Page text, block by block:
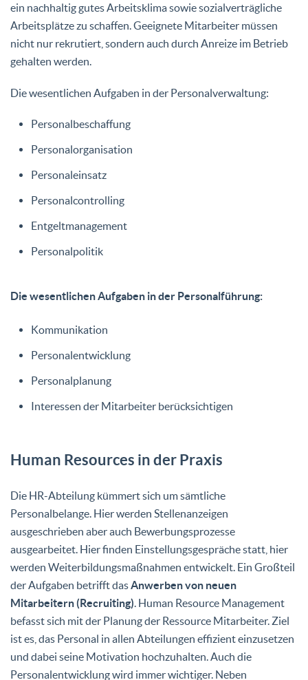
ein nachhaltig gutes Arbeitsklima sowie sozialverträgliche
Arbeitsplätze zu schaffen. Geeignete Mitarbeiter müssen
nicht nur rekrutiert, sondern auch durch Anreize im Betrieb
gehalten werden.
Die wesentlichen Aufgaben in der Personalverwaltung:
Personalbeschaffung
Personalorganisation
Personaleinsatz
Personalcontrolling
Entgeltmanagement
Personalpolitik
Die wesentlichen Aufgaben in der Personalführung:
Kommunikation
Personalentwicklung
Personalplanung
Interessen der Mitarbeiter berücksichtigen
Human Resources in der Praxis
Die HR-Abteilung kümmert sich um sämtliche
Personalbelange. Hier werden Stellenanzeigen
ausgeschrieben aber auch Bewerbungsprozesse
ausgearbeitet. Hier finden Einstellungsgespräche statt, hier
werden Weiterbildungsmaßnahmen entwickelt. Ein Großteil
der Aufgaben betrifft dasAnwerben von neuen
Mitarbeitern (Recruiting). Human Resource Management
befasst sich mit der Planung der Ressource Mitarbeiter. Ziel
ist es, das Personal in allen Abteilungen effizient einzusetzen
und dabei seine Motivation hochzuhalten. Auch die
Personalentwicklung wird immer wichtiger. Neben